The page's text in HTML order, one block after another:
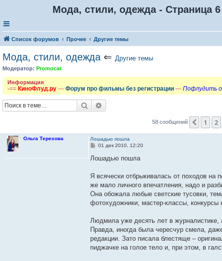
Мода, стили, одежда - Страница 6
Список форумов Прочее Другие темы
Мода, стили, одежда ⇐ Другие темы
Модератор: Promocat
Информация
-== КиноФлуд.ру --- Форум про фильмы без регистрации --- Пофлудить
Поиск
58 сообщений Пред.
1 2
Ольга Терехова
Лошадью пошла
С
о
е
и
е
01 дек 2010, 12:20
Лошадью пошла
Я всячески отбрыкивалась от походов
же мало личного впечатления, надо и
Она обожала любые светские тусовки,
фотохудожники, мастер-классы, конкурсы
Людмила уже десять лет в журналистике,
Правда, иногда была чересчур смела,
редакции. Зато писала блестяще –
пиджачке на голое тело и, при этом, в